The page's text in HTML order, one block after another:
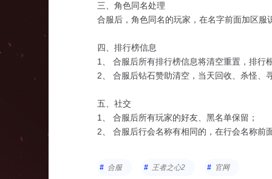
三、角色同名处理
合服后，角色同名的玩家，在名字前面加区服
四、排行榜信息
1、 合服后所有排行榜信息将清空重置，排行
2、 合服后钻石赞助清空，当天回收、杀怪、
五、社交
1、 合服后所有玩家的好友、黑名单保留；
2、 合服后行会名称有相同的，在行会名称前
1. 合服后沙城归属清空。
合服 王者之心2 官网